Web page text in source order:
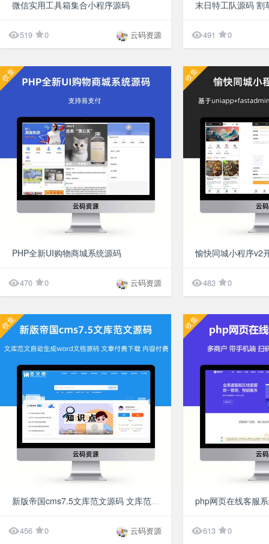
微信实用工具箱集合小程序源码
519 0 云码资源 491 0
集
PHP全新UI购物商城系统源码
470 0 云码资源
收集
483 0
集
456 0 云码资源
收集
613 0